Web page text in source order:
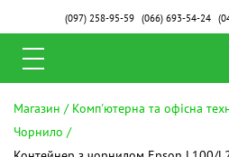
(097)258-95-59 (066)693-54-24
Магазин Комп'ютерна та офісна
Чорнило